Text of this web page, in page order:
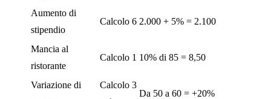
Aumento di
stipendio
Calcolo 6 2.000 + 5% = 2.100
Mancia al
ristorante
Calcolo 1 10% di 85 = 8,50
Variazione di
Calcolo 3
Da 50 a 60 = +20%